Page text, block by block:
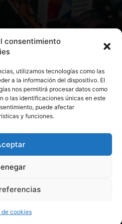
consentimiento
utilizamos tecnologías como las
a la información del dispositivo. El
nos permitirá procesar datos como
o las identificaciones únicas en este
puede afectar
y funciones.
de cookies
reservados. Culturamanía